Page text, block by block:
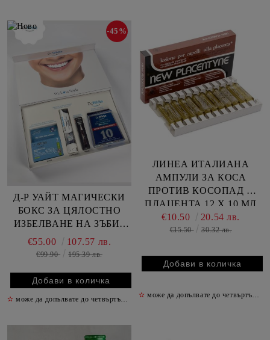
Д-Р УАЙТ МАГИЧЕСКИ
БОКС ЗА ЦЯЛОСТНО
ИЗБЕЛВАНЕ НА ЗЪБИ /
ПУШАЧИ/
-45%
€55.00 107.57 лв.
€99.90 195.39 лв.
✫ може да допълвате до четвъртък включително ✫
ЛИНЕА ИТАЛИАНА
АМПУЛИ ЗА КОСА
ПРОТИВ КОСОПАД С
ПЛАЦЕНТА 12 Х 10 МЛ
€10.50
20.54 лв.
€15.50 30.32 лв.
✫ може да допълвате до четвъртък включително